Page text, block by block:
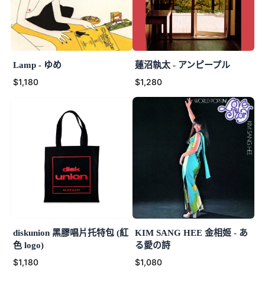
Lamp - ゆめ
$1,180
蓮沼執太 - アンピープル
$1,280
diskunion 黑膠唱片托特包 (紅
色 logo)
$1,180
KIM SANG HEE 金相姬 - あ
る愛の詩
$1,080